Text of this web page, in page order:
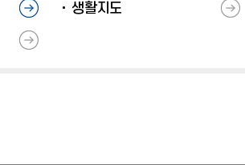
생활지도